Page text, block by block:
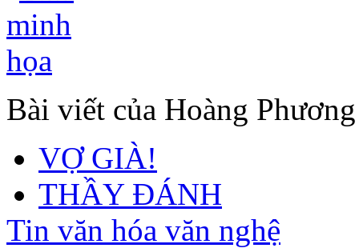
Bài viết của Hoàng
VỢ GIÀ!
THẦY ĐÁNH
Tin văn hóa văn nghệ